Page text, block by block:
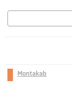
Montakab